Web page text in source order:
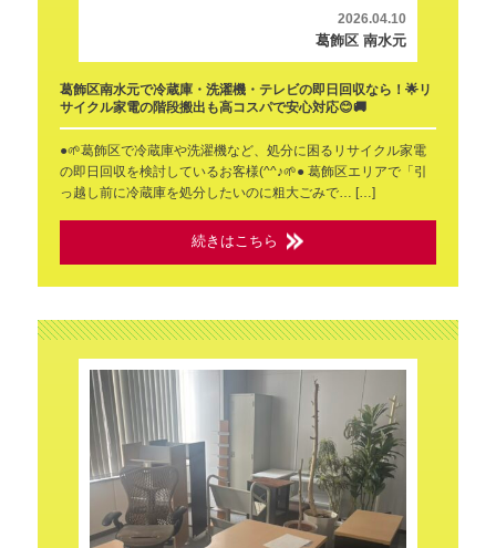
2026.04.10
葛飾区 南水元
葛飾区南水元で冷蔵庫・洗濯機・テレビの即日回収なら！🌟リ
サイクル家電の階段搬出も高コスパで安心対応😊🚚
●🌱葛飾区で冷蔵庫や洗濯機など、処分に困るリサイクル家電
の即日回収を検討しているお客様(^^♪🌱● 葛飾区エリアで「引
っ越し前に冷蔵庫を処分したいのに粗大ごみで… […]
続きはこちら